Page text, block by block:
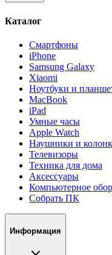
Каталог
Смартфоны
iPhone
Samsung Galaxy
Xiaomi
Ноутбуки и
MacBook
iPad
Умные часы
Apple Watch
Наушники и
Телевизоры
Техника для дома
Аксессуары
Компьютерное
Собрать ПК
Информация